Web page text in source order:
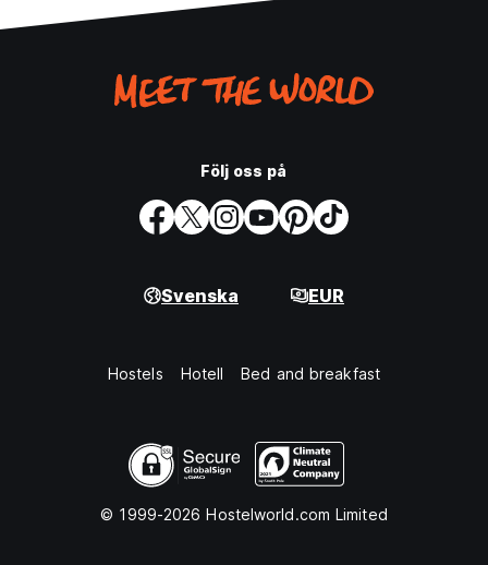
Följ oss på
Svenska EUR
Hostels Hotell Bed and breakfast
© 1999-2026 Hostelworld.com Limited